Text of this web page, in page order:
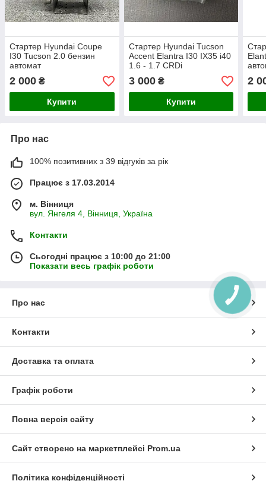
Стартер Hyundai Coupe
I30 Tucson 2.0 бензин
автомат
2 000 ₴
Купити
Стартер Hyundai Tucson
Accent Elantra I30 IX35 i40
1.6 - 1.7 CRDi
3 000₴
Купити
2
Про нас
100% позитивних з 39 відгуків за рік
Працює з 17.03.2014
м. Вінниця
вул. Янгеля 4, Вінниця, Україна
Контакти
Сьогодні працює з 10:00 до 21:00
Показати весь графік роботи
Про нас
Контакти
Доставка та оплата
Графік роботи
Повна версія сайту
Сайт створено на маркетплейсі Prom.ua
Політика конфіденційності
КНОПКА
ЗВ'ЯЗКУ